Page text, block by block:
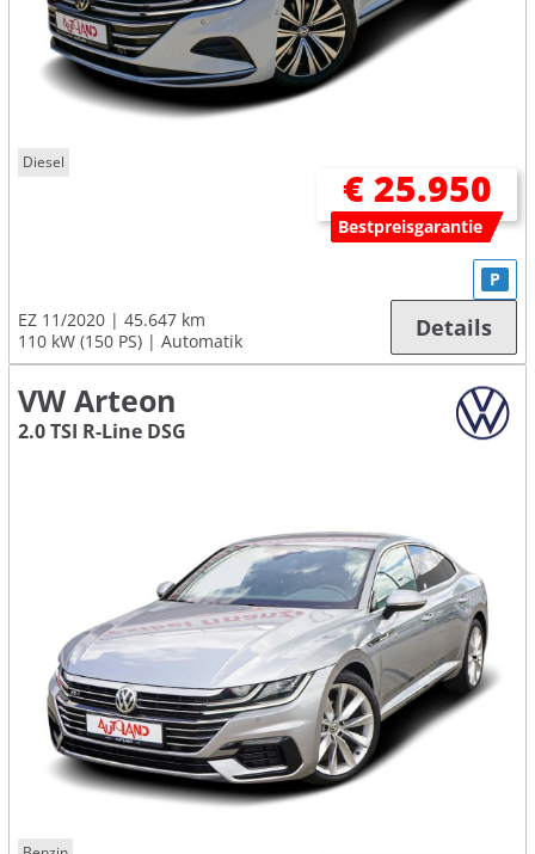
Diesel
€ 25.950
Bestpreisgarantie
EZ 11/2020
45.647 km
110 kW (150 PS)
Automatik
P
Details
VW Arteon
2.0 TSI R-Line DSG